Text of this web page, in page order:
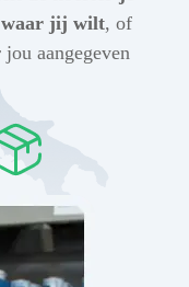
waar jij wilt, of
aangegeven